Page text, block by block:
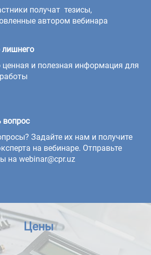
получат тезисы,
автором вебинара
лишнего
ценная и полезная информация для
вопрос
Задайте их нам и получите
на вебинаре. Отправьте
на webinar@cpr.uz
Цены